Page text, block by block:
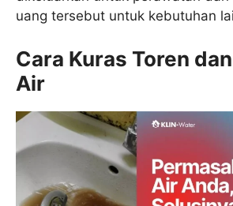
uang tersebut untuk kebutuhan
Cara Kuras Toren
Air